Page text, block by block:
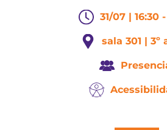
31/07 | 16:30
sala 301 | 3º